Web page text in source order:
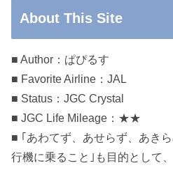
About This Site
■ Author：ぱぴるす
■ Favorite Airline：JAL
■ Status：JGC Crystal
■ JGC Life Mileage：★★
■ ｢あわてず、あせらず、あき
行機に乗ること｣も目的として